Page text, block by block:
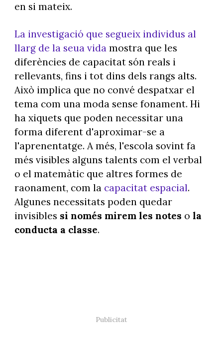
en si mateix.
La investigació que segueix individus al
llarg de la seua vidamostra que les
diferències de capacitat són reals i
rellevants, fins i tot dins dels rangs alts.
Això implica que no convé despatxar el
tema com una moda sense fonament. Hi
ha xiquets que poden necessitar una
forma diferent d'aproximar-se a
l'aprenentatge. A més, l'escola sovint fa
més visibles alguns talents com el verbal
o el matemàtic que altres formes de
raonament, com la capacitat espacial.
Algunes necessitats poden quedar
invisibles si només mirem les notes o la
conducta a classe.